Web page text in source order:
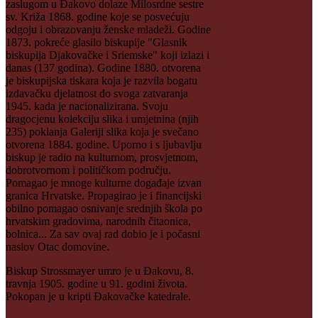
zaslugom u Đakovo dolaze Milosrdne sestre
sv. Križa 1868. godine koje se posvećuju
odgoju i obrazovanju ženske mladeži. Godine
1873. pokreće glasilo biskupije "Glasnik
biskupija Djakovačke i Sriemske" koji izlazi i
danas (137 godina). Godine 1880. otvorena
je biskupijska tiskara koja je razvila bogatu
izdavačku djelatnost do svoga zatvaranja
1945. kada je nacionalizirana. Svoju
dragocjenu kolekciju slika i umjetnina (njih
235) poklanja Galeriji slika koja je svečano
otvorena 1884. godine. Uporno i s ljubavlju
biskup je radio na kulturnom, prosvjetnom,
dobrotvornom i političkom području.
Pomagao je mnoge kulturne događaje izvan
granica Hrvatske. Propagirao je i financijski
obilno pomagao osnivanje srednjih škola po
hrvatskim gradovima, narodnih čitaonica,
bolnica... Za sav ovaj rad dobio je i počasni
naslov Otac domovine.
Biskup Strossmayer umro je u Đakovu, 8.
travnja 1905. godine u 91. godini života.
Pokopan je u kripti Đakovačke katedrale.